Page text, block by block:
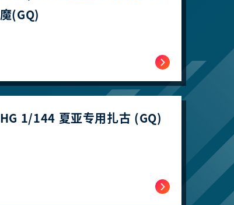
魔(GQ)
HG 1/144 夏亚专用扎古 (GQ)